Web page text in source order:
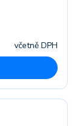
včetně DPH